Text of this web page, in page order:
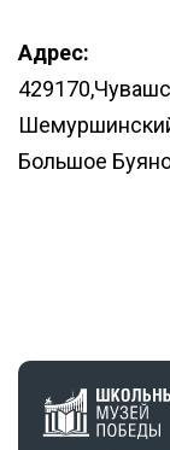
Адрес:
Большое